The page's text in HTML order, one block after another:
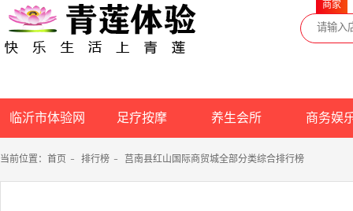
商家
临沂市体验网 足疗按摩 养生会所 商务娱
当前位置： 首页 - 排行榜 - 莒南县红山国际商贸城全部分类综合排行榜